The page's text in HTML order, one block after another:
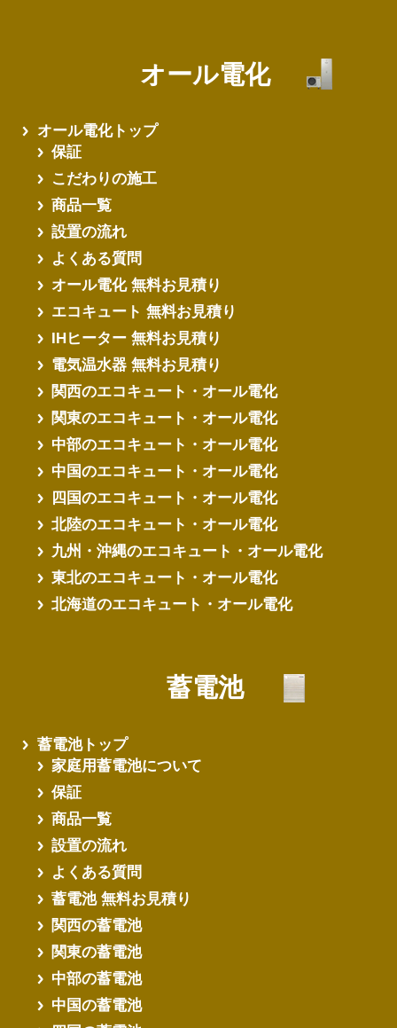
オール電化
オール電化トップ
保証
こだわりの施工
商品一覧
設置の流れ
よくある質問
オール電化 無料お見積り
エコキュート 無料お見積り
IHヒーター 無料お見積り
電気温水器 無料お見積り
関西のエコキュート・オール電化
関東のエコキュート・オール電化
中部のエコキュート・オール電化
中国のエコキュート・オール電化
四国のエコキュート・オール電化
北陸のエコキュート・オール電化
九州・沖縄のエコキュート・オール電化
東北のエコキュート・オール電化
北海道のエコキュート・オール電化
蓄電池
蓄電池トップ
家庭用蓄電池について
保証
商品一覧
設置の流れ
よくある質問
蓄電池 無料お見積り
関西の蓄電池
関東の蓄電池
中部の蓄電池
中国の蓄電池